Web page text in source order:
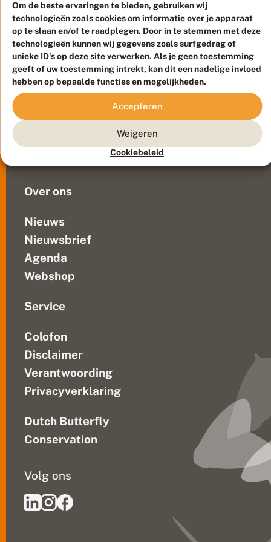
Om de beste ervaringen te bieden, gebruiken wij
technologieën zoals cookies om informatie over je apparaat
op te slaan en/of te raadplegen. Door in te stemmen met deze
technologieën kunnen wij gegevens zoals surfgedrag of
unieke ID's op deze site verwerken. Als je geen toestemming
geeft of uw toestemming intrekt, kan dit een nadelige invloed
hebben op bepaalde functies en mogelijkheden.
Accepteren
Weigeren
Cookiebeleid
r
a
s
i
t
e
r
e
n
s
e
e
s
Dit
was
in
het
Nationaal
park
Weerribben-
Wieden.
De
libellenbijtmug
behoort
tot
de
van...
Veelgestelde vragen
Over ons
Nieuws
Nieuwsbrief
Agenda
Webshop
Service
Colofon
Disclaimer
Verantwoording
Privacyverklaring
Dutch Butterfly
Conservation
Volg ons
Meld waarnemingen
© 2026 Vlinderstichting
Duurzaam ontwikkeld door Go2People, ontworpen door
Blue Field Agency
Privacy
Disclaimer
Sitemap